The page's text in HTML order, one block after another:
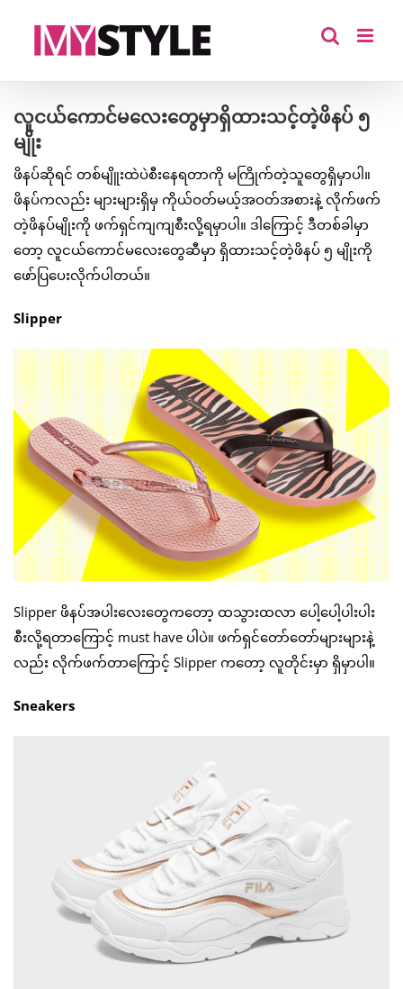
လူငယ်ကောင်မလေးတွေမှာရှိထားသင့်တဲ့ဖိနပ် ၅
မျိုး
ဖိနပ်ဆိုရင် တစ်မျိူးထဲပဲစီးနေရတာကို မကြိုက်တဲ့သူတွေရှိမှာပါ။
ဖိနပ်ကလည်း များများရှိမှ ကိုယ်ဝတ်မယ့်အဝတ်အစားနဲ့ လိုက်ဖက်
တဲ့ဖိနပ်မျိုးကို ဖက်ရှင်ကျကျစီးလို့ရမှာပါ။ ဒါကြောင့် ဒီတစ်ခါမှာ
တော့ လူငယ်ကောင်မလေးတွေဆီမှာ ရှိထားသင့်တဲ့ဖိနပ် ၅ မျိုးကို
ဖော်ပြပေးလိုက်ပါတယ်။
Slipper
Slipper ဖိနပ်အပါးလေးတွေကတော့ ထသွားထလာ ပေါ့ပေါ့ပါးပါး
စီးလို့ရတာကြောင့် must have ပါပဲ။ ဖက်ရှင်တော်တော်များများနဲ့
လည်း လိုက်ဖက်တာကြောင့် Slipper ကတော့ လူတိုင်းမှာ ရှိမှာပါ။
Sneakers